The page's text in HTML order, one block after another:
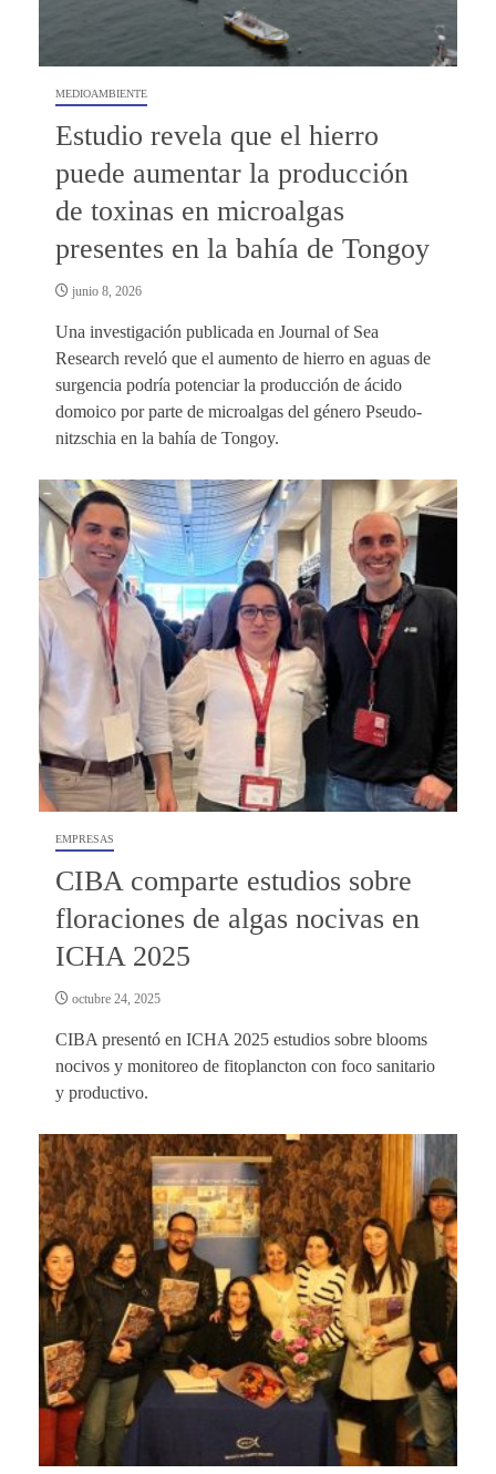
MEDIOAMBIENTE
Estudio revela que el hierro
puede aumentar la producción
de toxinas en microalgas
presentes en la bahía de Tongoy
junio 8, 2026
Una investigación publicada en Journal of Sea
Research reveló que el aumento de hierro en aguas de
surgencia podría potenciar la producción de ácido
domoico por parte de microalgas del género Pseudo-
nitzschia en la bahía de Tongoy.
EMPRESAS
CIBA comparte estudios sobre
floraciones de algas nocivas en
ICHA 2025
octubre 24, 2025
CIBA presentó en ICHA 2025 estudios sobre blooms
nocivos y monitoreo de fitoplancton con foco sanitario
y productivo.